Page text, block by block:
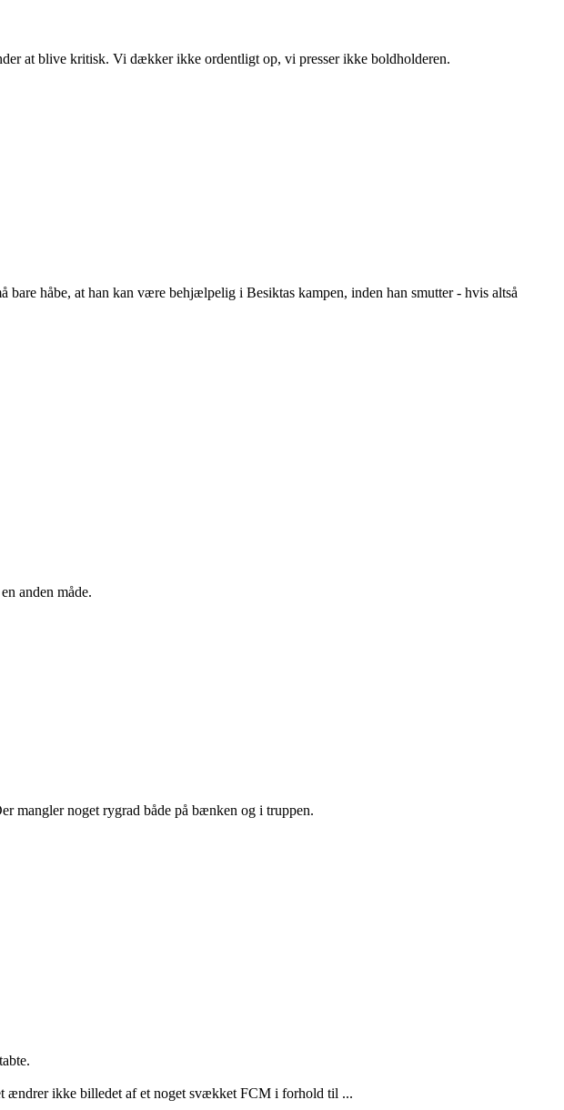
at blive kritisk. Vi dækker ikke ordentligt op, vi presser ikke boldholderen.
håbe, at han kan være behjælpelig i Besiktas kampen, inden han smutter - hvis altså
anden måde.
mangler noget rygrad både på bænken og i truppen.
ændrer ikke billedet af et noget svækket FCM i forhold til ...